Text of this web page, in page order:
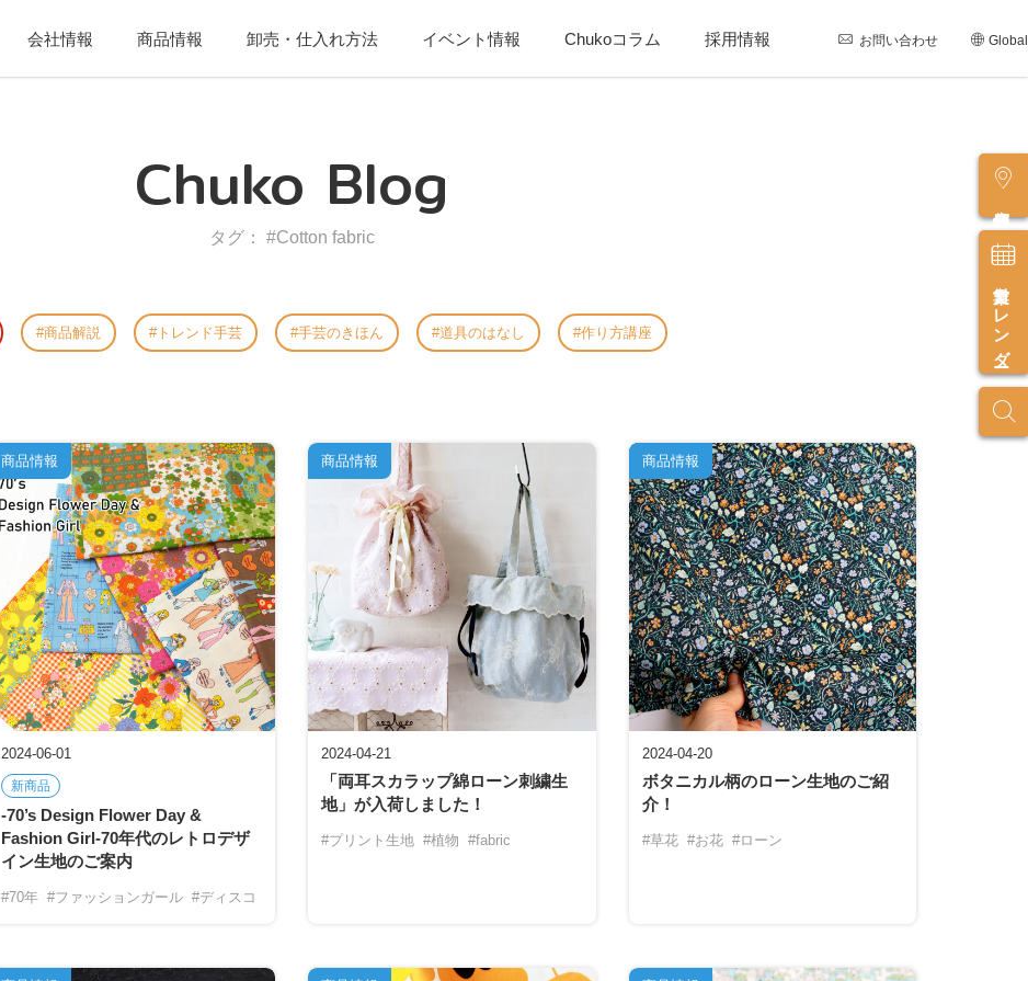
会社情報 商品情報 卸売・仕入れ方法 イベント情報 Chukoコラム 採用情報 お問い合わせ Global
営業カレンダー
Chuko Blog
タグ： #Cotton fabric
商品解説 トレンド手芸 手芸のきほん 道具のはなし 作り方講座
2024-06-01
新商品
-70’s Design Flower Day &
Fashion Girl-70年代のレトロデザ
イン生地のご案内
#70年 #ファッションガール #ディスコ
商品情報
2024-04-21
「両耳スカラップ綿ローン刺繍生
地」が入荷しました！
#プリント生地 #植物 #fabric
商品情報
2024-04-20
ボタニカル柄のローン生地のご紹
介！
#草花 #お花 #ローン
商品情報